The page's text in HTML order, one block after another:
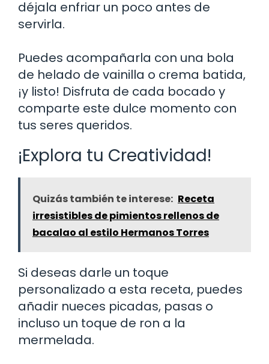
déjala enfriar un poco antes de
servirla.
Puedes acompañarla con una bola
de helado de vainilla o crema batida,
¡y listo! Disfruta de cada bocado y
comparte este dulce momento con
tus seres queridos.
¡Explora tu Creatividad!
Quizás también te interese: Receta
irresistibles de pimientos rellenos de
bacalao al estilo Hermanos Torres
Si deseas darle un toque
personalizado a esta receta, puedes
añadir nueces picadas, pasas o
incluso un toque de ron a la
mermelada.